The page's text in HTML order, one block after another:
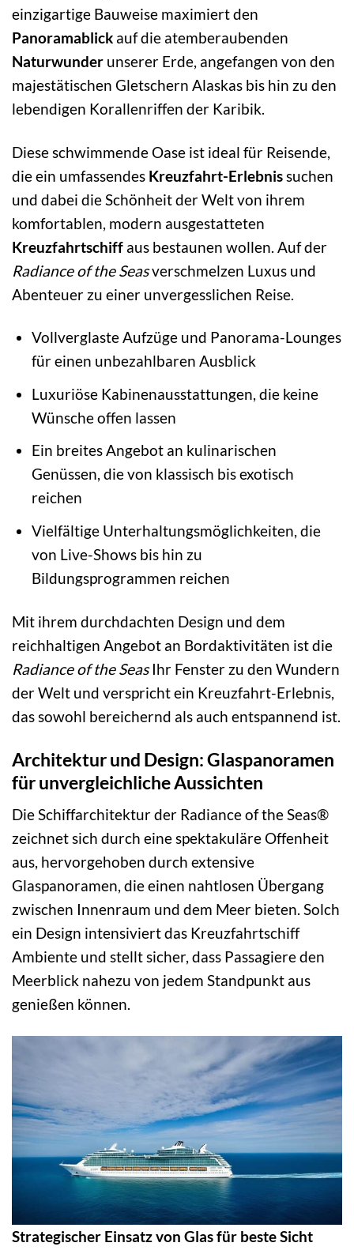
einzigartige Bauweise maximiert den
Panoramablick auf die atemberaubenden
Naturwunder unserer Erde, angefangen von den
majestätischen Gletschern Alaskas bis hin zu den
lebendigen Korallenriffen der Karibik.
Diese schwimmende Oase ist ideal für Reisende,
die ein umfassendes Kreuzfahrt-Erlebnis suchen
und dabei die Schönheit der Welt von ihrem
komfortablen, modern ausgestatteten
Kreuzfahrtschiff aus bestaunen wollen. Auf der
Radiance of the Seasverschmelzen Luxus und
Abenteuer zu einer unvergesslichen Reise.
Vollverglaste Aufzüge und Panorama-Lounges
für einen unbezahlbaren Ausblick
Luxuriöse Kabinenausstattungen, die keine
Wünsche offen lassen
Ein breites Angebot an kulinarischen
Genüssen, die von klassisch bis exotisch
reichen
Vielfältige Unterhaltungsmöglichkeiten, die
von Live-Shows bis hin zu
Bildungsprogrammen reichen
Mit ihrem durchdachten Design und dem
reichhaltigen Angebot an Bordaktivitäten ist die
Radiance of the SeasIhr Fenster zu den Wundern
der Welt und verspricht ein Kreuzfahrt-Erlebnis,
das sowohl bereichernd als auch entspannend ist.
Architektur und Design: Glaspanoramen
für unvergleichliche Aussichten
Die Schiffarchitektur der Radiance of the Seas®
zeichnet sich durch eine spektakuläre Offenheit
aus, hervorgehoben durch extensive
Glaspanoramen, die einen nahtlosen Übergang
zwischen Innenraum und dem Meer bieten. Solch
ein Design intensiviert das Kreuzfahrtschiff
Ambiente und stellt sicher, dass Passagiere den
Meerblick nahezu von jedem Standpunkt aus
genießen können.
Strategischer Einsatz von Glas für beste Sicht